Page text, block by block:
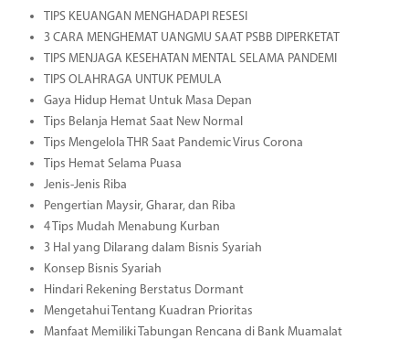
TIPS KEUANGAN MENGHADAPI RESESI
3 CARA MENGHEMAT UANGMU SAAT PSBB DIPERKETAT
TIPS MENJAGA KESEHATAN MENTAL SELAMA PANDEMI
TIPS OLAHRAGA UNTUK PEMULA
Gaya Hidup Hemat Untuk Masa Depan
Tips Belanja Hemat Saat New Normal
Tips Mengelola THR Saat Pandemic Virus Corona
Tips Hemat Selama Puasa
Jenis-Jenis Riba
Pengertian Maysir, Gharar, dan Riba
4 Tips Mudah Menabung Kurban
3 Hal yang Dilarang dalam Bisnis Syariah
Konsep Bisnis Syariah
Hindari Rekening Berstatus Dormant
Mengetahui Tentang Kuadran Prioritas
Manfaat Memiliki Tabungan Rencana di Bank Muamalat